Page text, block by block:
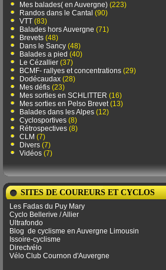
Mes balades( en Auvergne) (223)
Randos dans le Cantal (90)
VTT (83)
Balades hors Auvergne (71)
Brevets (48)
Dans le Sancy (48)
Balades a pied (40)
Le Cézallier (37)
BCMF- rallyes et concentrations (29)
Dodécaudax (28)
Mes défis (23)
Mes sorties en SCHLITTER (16)
Mes sorties en Pelso Brevet(13)
Balades dans les Alpes (12)
Cyclosportives (8)
Rétrospectives (8)
CLM (7)
Divers (7)
Vidéos (7)
SITES DE COUREURS ET CYCLOS
Les Fadas du Puy Mary
Cyclo Bellerive / Allier
Ultrafondo
Blog de ​​cyclisme en Auvergne Limousin
Issoire-cyclisme
Directvélo
Vélo Club Cournon d'Auvergne